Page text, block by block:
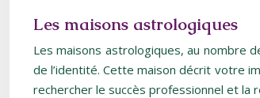
Les maisons astrologiques
Les maisons astrologiques, au nombre
de l’identité. Cette maison décrit votre
rechercher le succès professionnel et la